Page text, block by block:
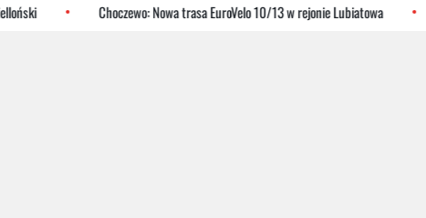
Choczewo: Nowa trasa EuroVelo 10/13 w rejonie Lubiatowa